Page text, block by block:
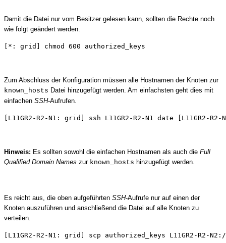
Damit die Datei nur vom Besitzer gelesen kann, sollten die Rechte noch
wie folgt geändert werden.
[*: grid] chmod 600 authorized_keys
Zum Abschluss der Konfiguration müssen alle Hostnamen der Knoten zur
known_hosts Datei hinzugefügt werden. Am einfachsten geht dies mit
einfachen SSH-Aufrufen.
[L11GR2-R2-N1: grid] ssh L11GR2-R2-N1 date [L11GR2-
Hinweis: Es sollten sowohl die einfachen Hostnamen als auch die Full
Qualified Domain Names zur known_hosts hinzugefügt werden.
Es reicht aus, die oben aufgeführten SSH-Aufrufe nur auf einen der
Knoten auszuführen und anschließend die Datei auf alle Knoten zu
verteilen.
[L11GR2-R2-N1: grid] scp authorized_keys L11GR2-R2-